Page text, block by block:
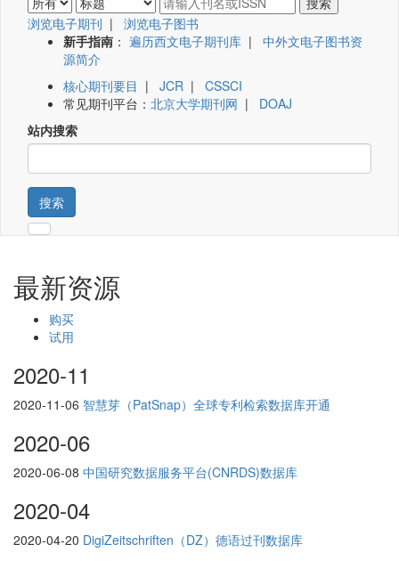
浏览电子期刊 | 浏览电子图书
新手指南 ： 遍历西文电子期刊库 | 中外文电子图书资
源简介
核心期刊要目 | JCR | CSSCI
常见期刊平台： 北京大学期刊网 | DOAJ
站内搜索
搜索
最新资源
购买
试用
2020-11
2020-11-06 智慧芽（PatSnap）全球专利检索数据库开通
2020-06
2020-06-08 中国研究数据服务平台(CNRDS)数据库
2020-04
2020-04-20 DigiZeitschriften（DZ）德语过刊数据库